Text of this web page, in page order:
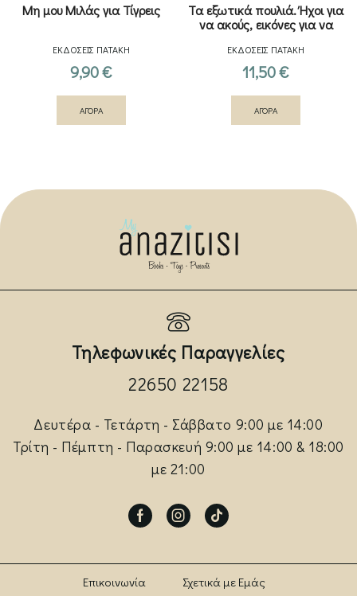
Μη μου Μιλάς για Τίγρεις
ΕΚΔΟΣΕΙΣ ΠΑΤΑΚΗ
9,90€
ΑΓΟΡΑ
Τα εξωτικά πουλιά. Ήχοι για
να ακούς, εικόνες για να
παρατηρείς (Σειρά: Γνωρίζω
τους ήχους του κόσμου)
ΕΚΔΟΣΕΙΣ ΠΑΤΑΚΗ
11,50€
ΑΓΟΡΑ
Τηλεφωνικές Παραγγελίες
22650 22158
Δευτέρα - Τετάρτη - Σάββατο 9:00 με 14:00
Τρίτη - Πέμπτη - Παρασκευή 9:00 με 14:00 & 18:00
με 21:00
FacebookInstagram
Tik-
Επικοινωνία Σχετικά με Εμάς